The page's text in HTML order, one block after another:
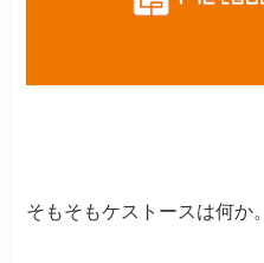
そもそもケストースは何か。